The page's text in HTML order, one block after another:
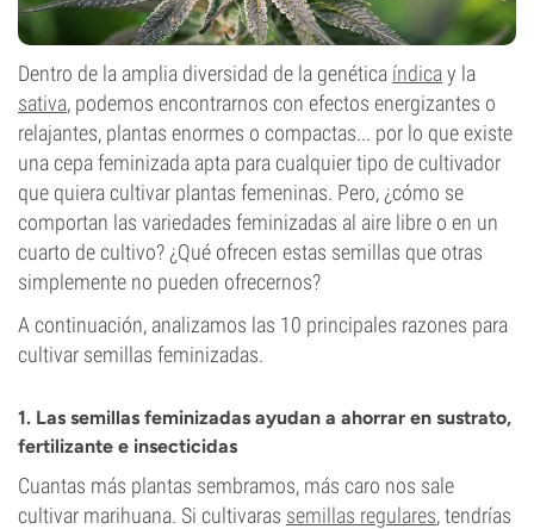
Dentro de la amplia diversidad de la genética índicay la
sativa, podemos encontrarnos con efectos energizantes o
relajantes, plantas enormes o compactas... por lo que existe
una cepa feminizada apta para cualquier tipo de cultivador
que quiera cultivar plantas femeninas. Pero, ¿cómo se
comportan las variedades feminizadas al aire libre o en un
cuarto de cultivo? ¿Qué ofrecen estas semillas que otras
simplemente no pueden ofrecernos?
A continuación, analizamos las 10 principales razones para
cultivar semillas feminizadas.
1. Las semillas feminizadas ayudan a ahorrar en sustrato,
fertilizante e insecticidas
Cuantas más plantas sembramos, más caro nos sale
cultivar marihuana. Si cultivaras semillas regulares, tendrías